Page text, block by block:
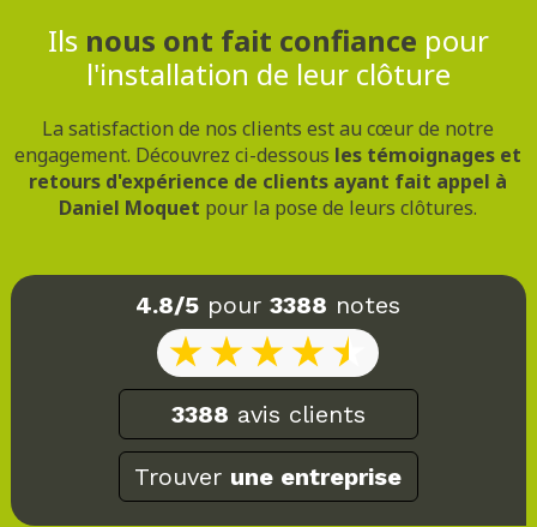
Ils nous ont fait confiance pour
l'installation de leur clôture
La satisfaction de nos clients est au cœur de notre
engagement. Découvrez ci-dessous les témoignages et
retours d'expérience de clients ayant fait appel à
Daniel Moquet pour la pose de leurs clôtures.
4.8/5 pour3388 notes
3388 avis clients
Trouver une entreprise